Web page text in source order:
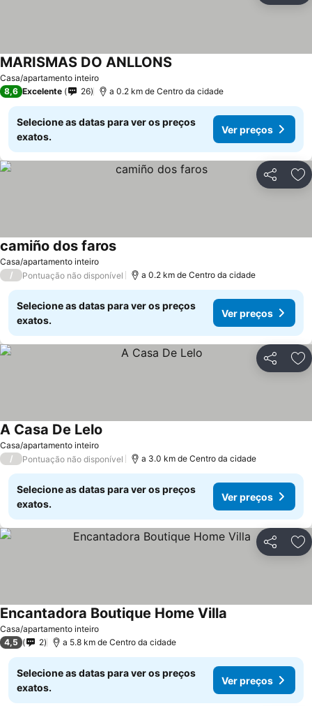
Casa/apartamento inteiro
MARISMAS DO ANLLONS
8,6 Excelente 26 a 0.2 km de Centro da cidade
Selecione as datas para ver os preços
exatos.
Ver preços
Partilhar
Casa/apartamento inteiro
camiño dos faros
/ Pontuação não disponível a 0.2 km de Centro da cidade
Selecione as datas para ver os preços
exatos.
Ver preços
Partilhar
Casa/apartamento inteiro
A Casa De Lelo
/ Pontuação não disponível a 3.0 km de Centro da cidade
Selecione as datas para ver os preços
exatos.
Ver preços
Partilhar
Casa/apartamento inteiro
Encantadora Boutique Home Villa
4,5 2 a 5.8 km de Centro da cidade
Selecione as datas para ver os preços
exatos.
Ver preços